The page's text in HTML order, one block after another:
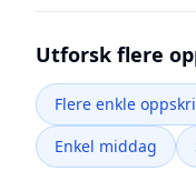
Utforsk flere
Flere enkle
Enkel middag